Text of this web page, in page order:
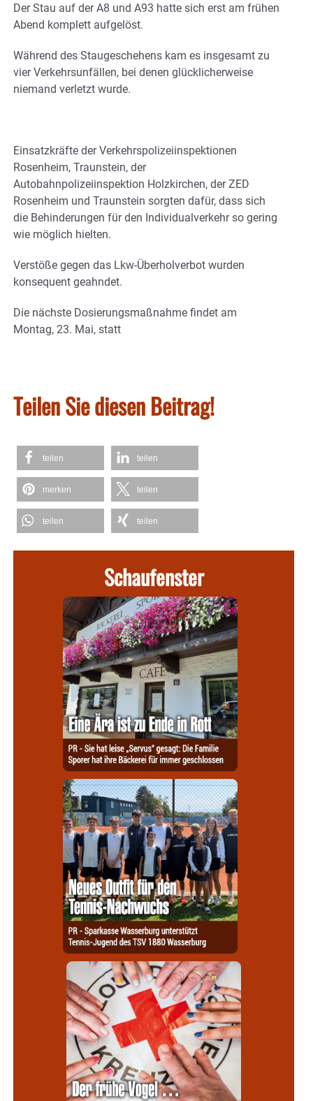
Der Stau auf der A8 und A93 hatte sich erst am frühen
Abend komplett aufgelöst.
Während des Staugeschehens kam es insgesamt zu
vier Verkehrsunfällen, bei denen glücklicherweise
niemand verletzt wurde.
Einsatzkräfte der Verkehrspolizeiinspektionen
Rosenheim, Traunstein, der
Autobahnpolizeiinspektion Holzkirchen, der ZED
Rosenheim und Traunstein sorgten dafür, dass sich
die Behinderungen für den Individualverkehr so gering
wie möglich hielten.
Verstöße gegen das Lkw-Überholverbot wurden
konsequent geahndet.
Die nächste Dosierungsmaßnahme findet am
Montag, 23. Mai, statt
Teilen Sie diesen Beitrag!
teilen teilen
merken teilen
teilen teilen
Schaufenster